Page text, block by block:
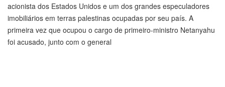
acionista dos Estados Unidos e um dos grandes especuladores
imobiliários em terras palestinas ocupadas por seu país. A
primeira vez que ocupou o cargo de primeiro-ministro Netanyahu
foi acusado, junto com o general